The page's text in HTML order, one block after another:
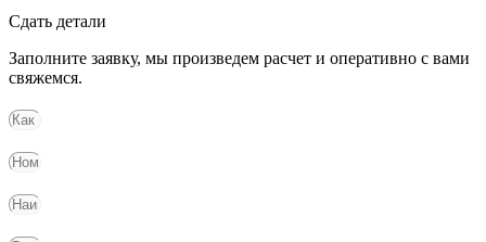
Сдать детали
Заполните заявку, мы произведем расчет и оперативно с вами
свяжемся.